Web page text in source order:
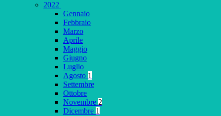
2022
Gennaio
Febbraio
Marzo
Aprile
Maggio
Giugno
Luglio
Agosto 1
Settembre
Ottobre
Novembre 2
Dicembre 1